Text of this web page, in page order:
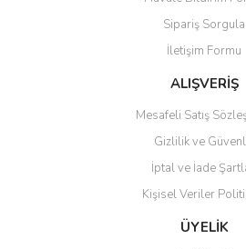
Ürün bilgilerinde hatalar bulunuyor.
Ürün fiyatı diğer sitelerden daha pahalı.
Bu ürüne benzer farklı alternatifler
Gönder
Sipariş Sorgula
İletişim Formu
ALIŞVERİŞ
Mesafeli Satış
Gizlilik ve
İptal ve İade
Kişisel Veriler
ÜYELİK